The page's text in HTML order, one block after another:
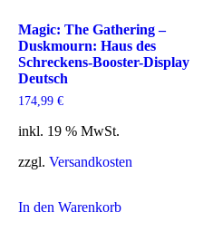
Magic: The Gathering –
Duskmourn: Haus des
Schreckens-Booster-Display
Deutsch
174,99 €
inkl. 19 % MwSt.
zzgl. Versandkosten
In den Warenkorb